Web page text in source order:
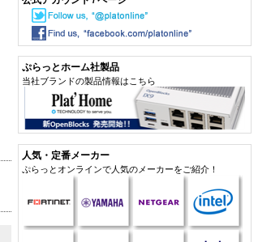
ぷらっとホーム社製品
当社ブランドの製品情報はこちら
人気・定番メーカー
ぷらっとオンラインで人気のメーカーをご紹介！